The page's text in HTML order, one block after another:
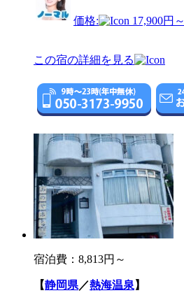
価格: 17,900円～
この宿の詳細を見る
宿泊費： 8,813円～
【静岡県／熱海温泉 】